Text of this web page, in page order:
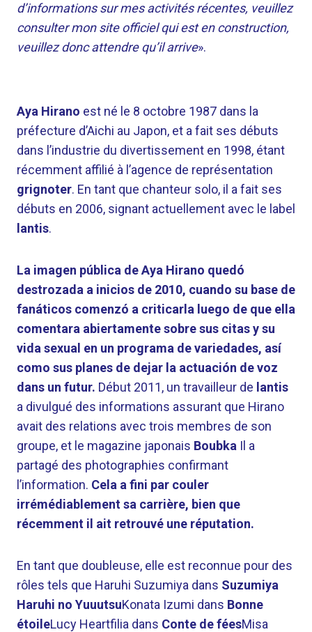
d’informations sur mes activités récentes, veuillez
consulter mon site officiel qui est en construction,
veuillez donc attendre qu’il arrive».
Aya Hirano est né le 8 octobre 1987 dans la
préfecture d’Aichi au Japon, et a fait ses débuts
dans l’industrie du divertissement en 1998, étant
récemment affilié à l’agence de représentation
grignoter. En tant que chanteur solo, il a fait ses
débuts en 2006, signant actuellement avec le label
lantis.
La imagen pública de Aya Hirano quedó
destrozada a inicios de 2010, cuando su base de
fanáticos comenzó a criticarla luego de que ella
comentara abiertamente sobre sus citas y su
vida sexual en un programa de variedades, así
como sus planes de dejar la actuación de voz
dans un futur. Début 2011, un travailleur de lantis
a divulgué des informations assurant que Hirano
avait des relations avec trois membres de son
groupe, et le magazine japonais Boubka Il a
partagé des photographies confirmant
l’information. Cela a fini par couler
irrémédiablement sa carrière, bien que
récemment il ait retrouvé une réputation.
En tant que doubleuse, elle est reconnue pour des
rôles tels que Haruhi Suzumiya dans Suzumiya
Haruhi no YuuutsuKonata Izumi dans Bonne
étoileLucy Heartfilia dans Conte de féesMisa